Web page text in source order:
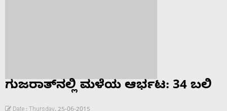
ಗುಜರಾತ್‌ನಲ್ಲಿ ಮಳೆಯ ಆರ್ಭಟ: 34 ಬಲಿ